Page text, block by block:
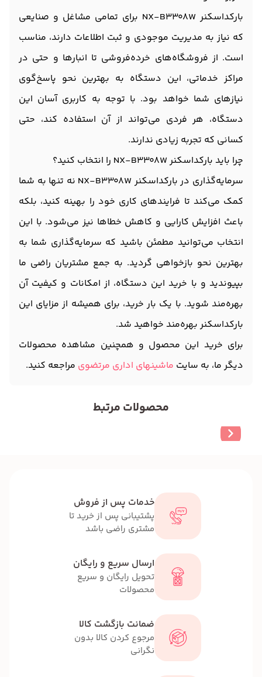
بارکداسکنر NX-B3308W برای تمامی مشاغل و صنایعی
که نیاز به مدیریت موجودی و ثبت اطلاعات دارند، مناسب
است. از فروشگاه‌های خرده‌فروشی تا انبارها و حتی در
مراکز خدماتی، این دستگاه به بهترین نحو پاسخ‌گوی
نیازهای شما خواهد بود. با توجه به کاربری آسان این
دستگاه، هر فردی می‌تواند از آن استفاده کند، حتی
کسانی که تجربه‌ زیادی ندارند.
چرا باید بارکداسکنر NX-B3308W را انتخاب کنید؟
سرمایه‌گذاری در بارکداسکنر NX-B3308W نه تنها به شما
کمک می‌کند تا فرایندهای کاری خود را بهینه کنید، بلکه
باعث افزایش کارایی و کاهش خطاها نیز می‌شود. با این
انتخاب می‌توانید مطمئن باشید که سرمایه‌گذاری شما به
بهترین نحو بازخواهی گردید. به جمع مشتریان راضی ما
بپیوندید و با خرید این دستگاه، از امکانات و کیفیت آن
بهره‌مند شوید. با یک بار خرید، برای همیشه از مزایای این
بارکداسکنر بهره‌مند خواهید شد.
برای خرید این محصول و همچنین مشاهده محصولات
دیگر ما، به سایت ماشینهای اداری مرتضوی مراجعه کنید.
محصولات مرتبط
خدمات پس از فروش
پشتیبانی پس از خرید تا
مشتری راضی باشد
ارسال سریع و رایگان
تحویل رایگان و سریع
محصولات
ضمانت بازگشت کالا
مرجوع کردن کالا بدون
نگرانی